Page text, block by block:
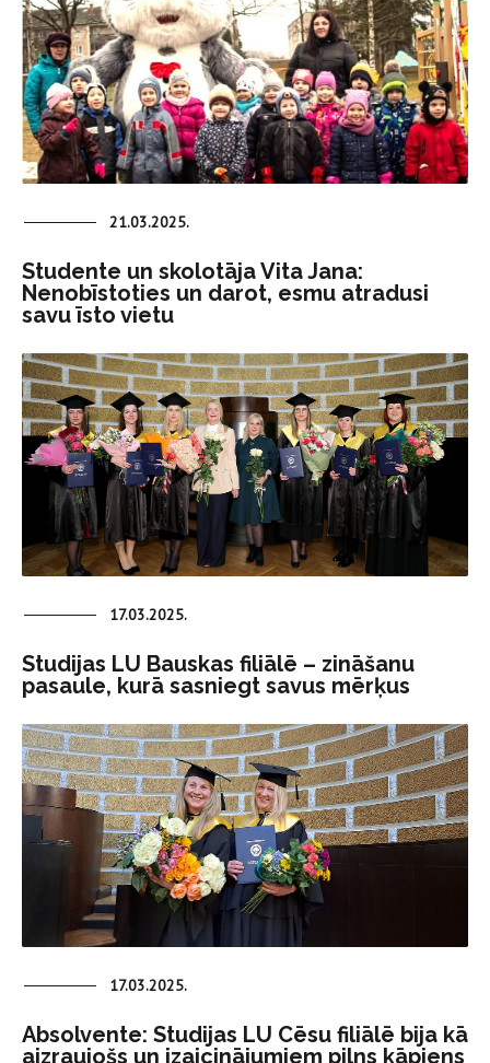
21.03.2025.
Studente un skolotāja Vita Jana:
Nenobīstoties un darot, esmu atradusi
savu īsto vietu
17.03.2025.
Studijas LU Bauskas filiālē – zināšanu
pasaule, kurā sasniegt savus mērķus
17.03.2025.
Absolvente: Studijas LU Cēsu filiālē bija kā
aizraujošs un izaicinājumiem pilns kāpiens